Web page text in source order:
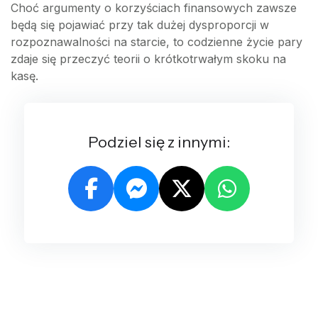
Choć argumenty o korzyściach finansowych zawsze
będą się pojawiać przy tak dużej dysproporcji w
rozpoznawalności na starcie, to codzienne życie pary
zdaje się przeczyć teorii o krótkotrwałym skoku na
kasę.
Podziel się z innymi: